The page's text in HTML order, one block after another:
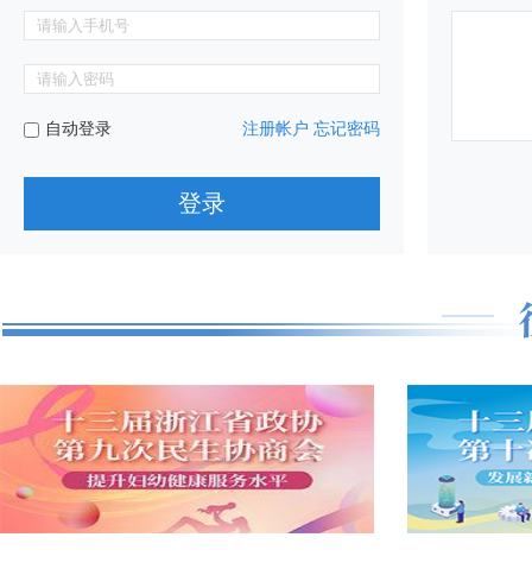
自动登录 注册帐户 忘记密码